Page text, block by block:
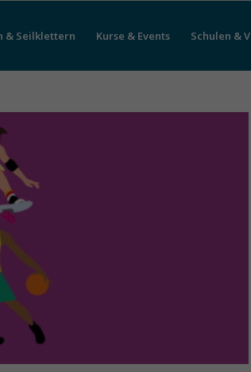
& Seilklettern Kurse & Events Schulen &